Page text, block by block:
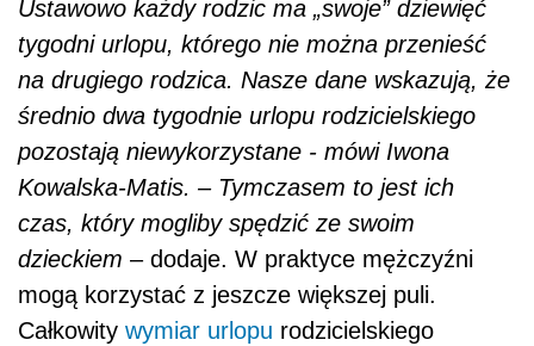
Ustawowo każdy rodzic ma „swoje” dziewięć
tygodni urlopu, którego nie można przenieść
na drugiego rodzica. Nasze dane wskazują, że
średnio dwa tygodnie urlopu rodzicielskiego
pozostają niewykorzystane - mówi Iwona
Kowalska-Matis. – Tymczasem to jest ich
czas, który mogliby spędzić ze swoim
dzieckiem – dodaje. W praktyce mężczyźni
mogą korzystać z jeszcze większej puli.
Całkowity wymiar urlopu rodzicielskiego